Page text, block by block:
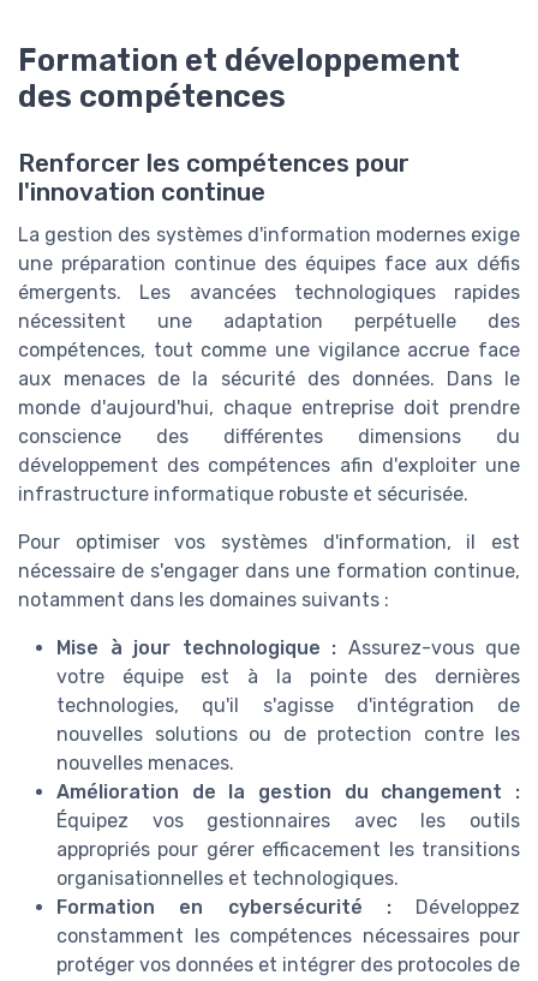
Formation et développement
des compétences
Renforcer les compétences pour
l'innovation continue
La gestion des systèmes d'information modernes exige
une préparation continue des équipes face aux défis
émergents. Les avancées technologiques rapides
nécessitent une adaptation perpétuelle des
compétences, tout comme une vigilance accrue face
aux menaces de la sécurité des données. Dans le
monde d'aujourd'hui, chaque entreprise doit prendre
conscience des différentes dimensions du
développement des compétences afin d'exploiter une
infrastructure informatique robuste et sécurisée.
Pour optimiser vos systèmes d'information, il est
nécessaire de s'engager dans une formation continue,
notamment dans les domaines suivants :
Mise à jour technologique : Assurez-vous que
votre équipe est à la pointe des dernières
technologies, qu'il s'agisse d'intégration de
nouvelles solutions ou de protection contre les
nouvelles menaces.
Amélioration de la gestion du changement :
Équipez vos gestionnaires avec les outils
appropriés pour gérer efficacement les transitions
organisationnelles et technologiques.
Formation en cybersécurité :Développez
constamment les compétences nécessaires pour
protéger vos données et intégrer des protocoles de